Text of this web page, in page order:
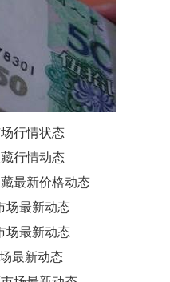
行情状态
行情动态
最新价格动态
场最新动态
场最新动态
最新动态